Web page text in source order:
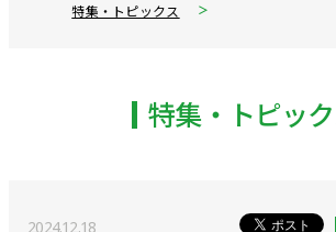
特集・トピックス
特集・トピッ
2024.12.18